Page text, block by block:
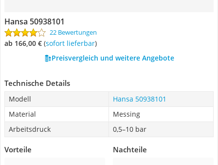
Hansa 50938101
22 Bewertungen
ab 166,00 € ( Sofort lieferbar)
Preisvergleich und weitere Angebote
Technische Details
Modell
Hansa 50938101
Material
Messing
Arbeitsdruck
0,5–10 bar
Vorteile Nachteile